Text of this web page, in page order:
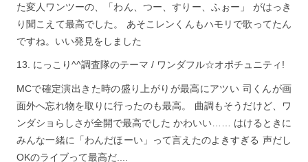
た変人ワンツーの、「わん、つー、すりー、ふぉー」 がはっき
り聞こえて最高でした。 あそこレンくんもハモリで歌ってたん
ですね。いい発見をしました
にっこり^^調査隊のテーマ / ワンダフル☆オポチュニティ!
MCで確定演出きた時の盛り上がりが最高にアツい 司くんが画
面外へ忘れ物を取りに行ったのも最高。 曲調もそうだけど、ワ
ンダショらしさが全開で最高でした かわいい…… はけるときに
みんな一緒に「わんだほーい」って言えたのよきすぎる 声だし
OKのライブって最高だ....